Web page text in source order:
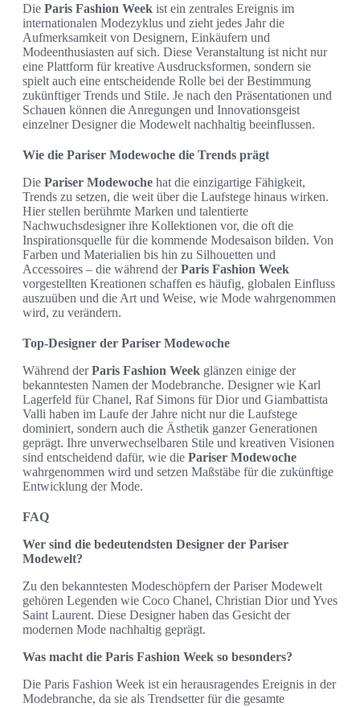
Die Paris Fashion Week ist ein zentrales Ereignis im
internationalen Modezyklus und zieht jedes Jahr die
Aufmerksamkeit von Designern, Einkäufern und
Modeenthusiasten auf sich. Diese Veranstaltung ist nicht nur
eine Plattform für kreative Ausdrucksformen, sondern sie
spielt auch eine entscheidende Rolle bei der Bestimmung
zukünftiger Trends und Stile. Je nach den Präsentationen und
Schauen können die Anregungen und Innovationsgeist
einzelner Designer die Modewelt nachhaltig beeinflussen.
Wie die Pariser Modewoche die Trends prägt
Die Pariser Modewoche hat die einzigartige Fähigkeit,
Trends zu setzen, die weit über die Laufstege hinaus wirken.
Hier stellen berühmte Marken und talentierte
Nachwuchsdesigner ihre Kollektionen vor, die oft die
Inspirationsquelle für die kommende Modesaison bilden. Von
Farben und Materialien bis hin zu Silhouetten und
Accessoires – die während derParis Fashion Week
vorgestellten Kreationen schaffen es häufig, globalen Einfluss
auszuüben und die Art und Weise, wie Mode wahrgenommen
wird, zu verändern.
Top-Designer der Pariser Modewoche
Während derParis Fashion Week glänzen einige der
bekanntesten Namen der Modebranche. Designer wie Karl
Lagerfeld für Chanel, Raf Simons für Dior und Giambattista
Valli haben im Laufe der Jahre nicht nur die Laufstege
dominiert, sondern auch die Ästhetik ganzer Generationen
geprägt. Ihre unverwechselbaren Stile und kreativen Visionen
sind entscheidend dafür, wie die Pariser Modewoche
wahrgenommen wird und setzen Maßstäbe für die zukünftige
Entwicklung der Mode.
FAQ
Wer sind die bedeutendsten Designer der Pariser
Modewelt?
Zu den bekanntesten Modeschöpfern der Pariser Modewelt
gehören Legenden wie Coco Chanel, Christian Dior und Yves
Saint Laurent. Diese Designer haben das Gesicht der
modernen Mode nachhaltig geprägt.
Was macht die Paris Fashion Week so besonders?
Die Paris Fashion Week ist ein herausragendes Ereignis in der
Modebranche, da sie als Trendsetter für die gesamte